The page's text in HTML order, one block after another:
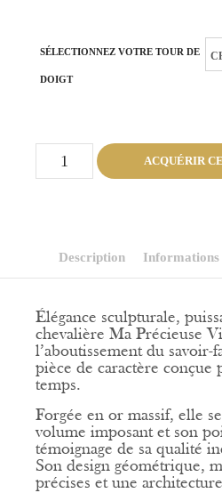
SÉLECTIONNEZ VOTRE TOUR DE
DOIGT
Chevalière
ACQUÉRIR
Description Informations
Élégance sculpturale,
chevalière Ma Précieuse
l’aboutissement du
pièce de caractère conçue
temps.
Forgée en or massif, elle
volume imposant et son
témoignage de sa qualité
Son design géométrique,
précises et une